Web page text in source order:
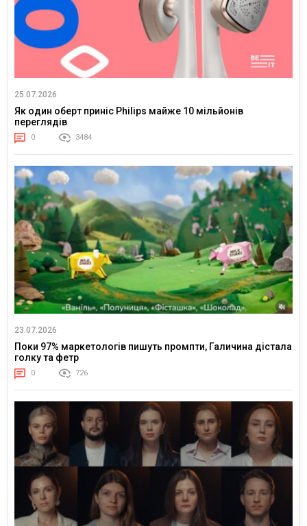
25.07.2026
Як один оберт приніс Philips майже 10 мільйонів
переглядів
0 3484
23.07.2026
Поки 97% маркетологів пишуть промпти, Галичина дістала
голку та фетр
0 726